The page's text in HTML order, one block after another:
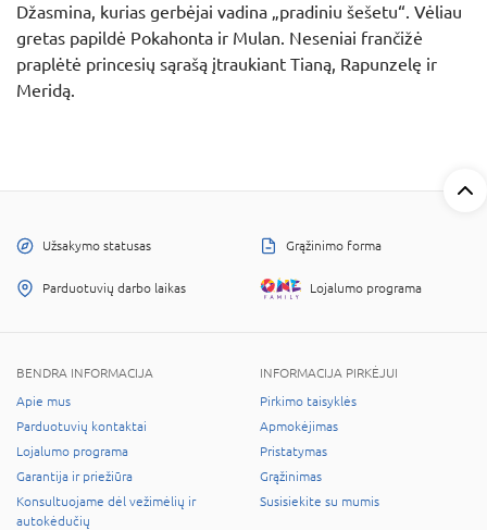
Džasmina, kurias gerbėjai vadina „pradiniu šešetu“. Vėliau
gretas papildė Pokahonta ir Mulan. Neseniai frančižė
praplėtė princesių sąrašą įtraukiant Tianą, Rapunzelę ir
Meridą.
Užsakymo statusas Grąžinimo forma
Parduotuvių darbo laikas Lojalumo programa
BENDRA INFORMACIJA
Apie mus
Parduotuvių kontaktai
Lojalumo programa
Garantija ir priežiūra
Konsultuojame dėl vežimėlių ir
autokėdučių
INFORMACIJA PIRKĖJUI
Pirkimo taisyklės
Apmokėjimas
Pristatymas
Grąžinimas
Susisiekite su mumis